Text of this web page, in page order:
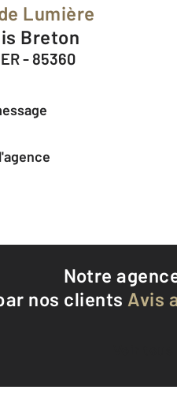
de Lumière
Breton
- 85360
Notre
nos clients Avis
Voir